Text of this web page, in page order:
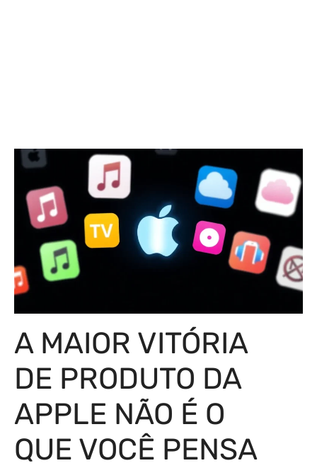
A MAIOR VITÓRIA
DE PRODUTO DA
APPLE NÃO É O
QUE VOCÊ PENSA